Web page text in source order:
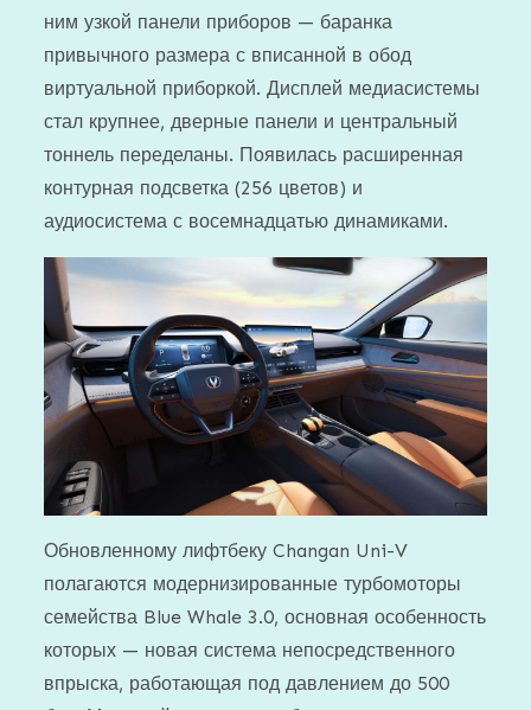
ним узкой панели приборов — баранка
привычного размера с вписанной в обод
виртуальной приборкой. Дисплей медиасистемы
стал крупнее, дверные панели и центральный
тоннель переделаны. Появилась расширенная
контурная подсветка (256 цветов) и
аудиосистема с восемнадцатью динамиками.
Обновленному лифтбеку Changan Uni-V
полагаются модернизированные турбомоторы
семейства Blue Whale 3.0, основная особенность
которых — новая система непосредственного
впрыска, работающая под давлением до 500